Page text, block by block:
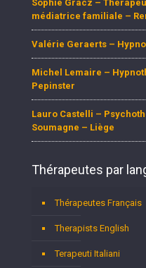
Sophie Gracz –
médiatrice familiale –
Valérie Geraerts –
Michel Lemaire –
Pepinster
Lauro Castelli –
Soumagne – Liège
Thérapeutes par
Thérapeutes Français
Therapists English
Terapeuti Italiani